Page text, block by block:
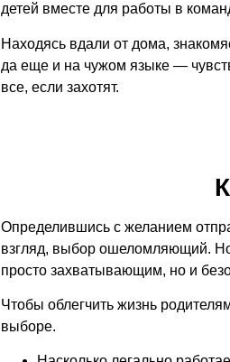
детей вместе для работы в
Находясь вдали от дома,
да еще и на чужом языке —
все, если захотят.
Определившись с желанием
взгляд, выбор ошеломляющий. Но
просто захватывающим, но и
Чтобы облегчить жизнь
выборе.